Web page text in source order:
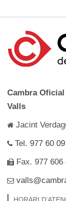
Cambra
Valls
Jacint
Tel. 977 60
Fax. 977 606
HORARI